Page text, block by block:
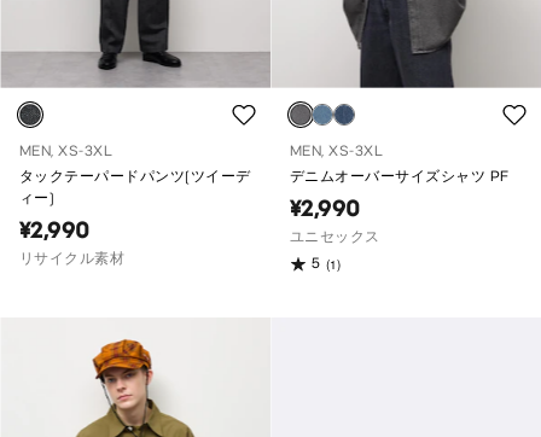
MEN, XS-3XL
タックテーパードパンツ(ツイーデ
ィー)
¥2,990
リサイクル素材
MEN, XS-3XL
デニムオーバーサイズシャツ PF
¥2,990
ユニセックス
5 (1)